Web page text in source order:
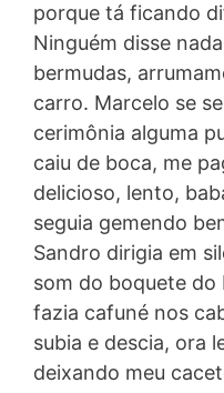
porque tá ficando
Ninguém disse
bermudas,
carro. Marcelo se
cerimônia alguma
caiu de boca, me
delicioso, lento,
seguia gemendo
Sandro dirigia em
som do boquete do
fazia cafuné nos
subia e descia, ora
deixando meu